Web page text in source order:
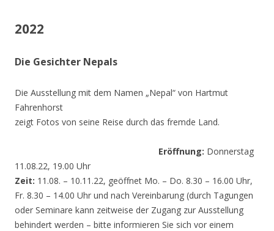
2022
Die Gesichter Nepals
Die Ausstellung mit dem Namen „Nepal“ von Hartmut
Fahrenhorst
zeigt Fotos von seine Reise durch das fremde Land.
Eröffnung: Donnerstag
11.08.22, 19.00 Uhr
Zeit: 11.08. – 10.11.22, geöffnet Mo. – Do. 8.30 – 16.00 Uhr,
Fr. 8.30 – 14.00 Uhr und nach Vereinbarung (durch Tagungen
oder Seminare kann zeitweise der Zugang zur Ausstellung
behindert werden – bitte informieren Sie sich vor einem